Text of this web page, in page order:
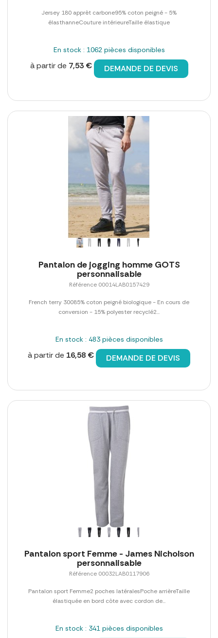
Jersey 180 apprêt carbone95% coton peigné - 5%
élasthanneCouture intérieureTaille élastique
En stock : 1062 pièces disponibles
à partir de 7,53 € DEMANDE DE DEVIS
Pantalon de jogging homme GOTS
personnalisable
Référence 00014LAB0157429
French terry 30085% coton peigné biologique - En cours de
conversion - 15% polyester recyclé2...
En stock : 483 pièces disponibles
à partir de 16,58 € DEMANDE DE DEVIS
Pantalon sport Femme - James Nicholson
personnalisable
Référence 00032LAB0117906
Pantalon sport Femme2 poches latéralesPoche arrièreTaille
élastiquée en bord côte avec cordon de...
En stock : 341 pièces disponibles